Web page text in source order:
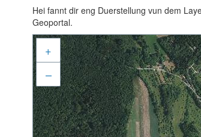
Hei fannt dir eng Duerstellung vun dem
Geoportal.
+
–